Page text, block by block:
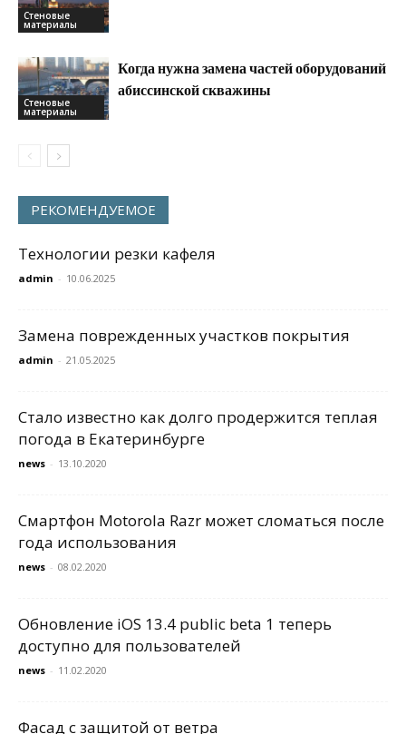
Стеновые
материалы
Стеновые
материалы
Когда нужна замена частей оборудований
абиссинской скважины
РЕКОМЕНДУЕМОЕ
Технологии резки кафеля
admin - 10.06.2025
Замена поврежденных участков покрытия
admin - 21.05.2025
Стало известно как долго продержится теплая
погода в Екатеринбурге
news - 13.10.2020
Смартфон Motorola Razr может сломаться после
года использования
news - 08.02.2020
Обновление iOS 13.4 public beta 1 теперь
доступно для пользователей
news - 11.02.2020
Фасад с защитой от ветра